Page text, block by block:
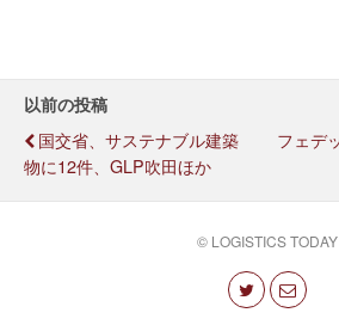
以前の投稿
国交省、サステナブル建築
物に12件、GLP吹田ほか
フェデ
© LOGISTICS TODAY